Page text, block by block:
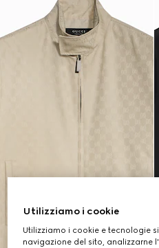
Utilizziamo i cookie
Utilizziamo i cookie e tecnologie
navigazione del sito, analizzarne